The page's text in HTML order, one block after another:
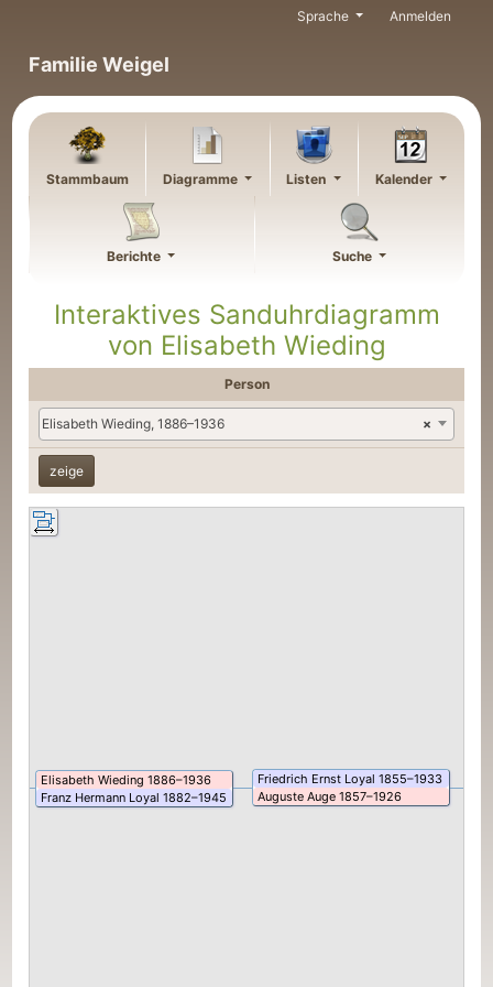
Familie Weigel
Sprache Anmelden
Stammbaum Diagramme Listen Kalender
Berichte Suche
Interaktives Sanduhrdiagramm
von Elisabeth Wieding
Person
×
Elisabeth Wieding, 1886–1936
Elisabeth Wieding 1886–1936
Franz Hermann Loyal 1882–1945
Friedrich Ernst Loyal 1855–1933
Auguste Auge 1857–1926